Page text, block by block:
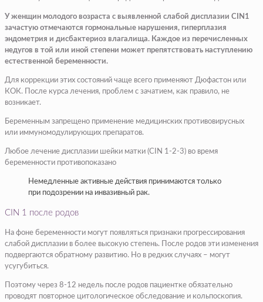
У женщин молодого возраста с выявленной слабой дисплазии CIN1
зачастую отмечаются гормональные нарушения, гиперплазия
эндометрия и дисбактериоз влагалища. Каждое из перечисленных
недугов в той или иной степени может препятствовать наступлению
естественной беременности.
Для коррекции этих состояний чаще всего применяют Дюфастон или
КОК. После курса лечения, проблем с зачатием, как правило, не
возникает.
Беременным запрещено применение медицинских противовирусных
или иммуномодулирующих препаратов.
Любое лечение дисплазии шейки матки (CIN 1-2-3) во время
беременности противопоказано
Немедленные активные действия принимаются только
при подозрении на инвазивный рак.
CIN 1 после родов
На фоне беременности могут появляться признаки прогрессирования
слабой дисплазии в более высокую степень. После родов эти изменения
подвергаются обратному развитию. Но в редких случаях – могут
усугубиться.
Поэтому через 8-12 недель после родов пациентке обязательно
проводят повторное цитологическое обследование и кольпоскопия.